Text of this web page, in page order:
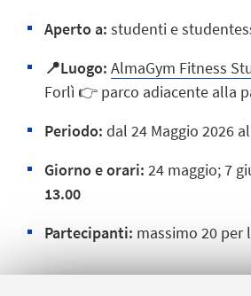
Aperto a: studenti e
📍Luogo: AlmaGym Fitness
Forlì 👉 parco adiacente alla
Periodo: dal 24 Maggio 2026
Giorno e orari: 24 maggio; 7
13.00
Partecipanti: massimo 20 per